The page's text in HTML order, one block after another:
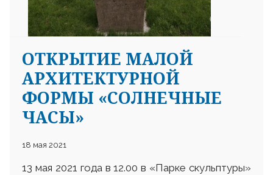
ОТКРЫТИЕ МАЛОЙ
АРХИТЕКТУРНОЙ
ФОРМЫ «СОЛНЕЧНЫЕ
ЧАСЫ»
18 мая 2021
13 мая 2021 года в 12.00 в «Парке скульптуры»